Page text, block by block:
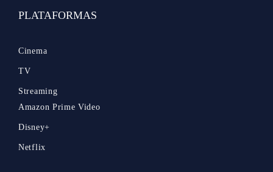
PLATAFORMAS
Cinema
TV
Streaming
Amazon Prime Video
Disney+
Netflix